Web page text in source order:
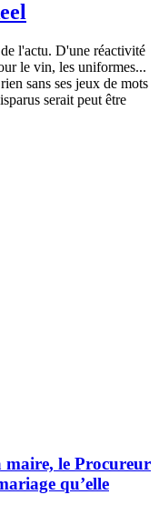
l'actu. D'une réactivité
le vin, les uniformes...
sans ses jeux de mots
serait peut être
maire, le Procureur
qu’elle